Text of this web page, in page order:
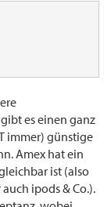
es einen ganz
immer) günstige
Amex hat ein
ist (also
ipods & Co.).